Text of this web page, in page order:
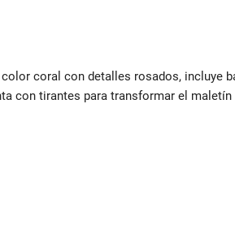
coral con detalles rosados, incluye
con tirantes para transformar el maletín